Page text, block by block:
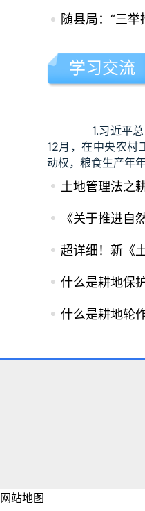
随县局：“三
学习交流
1.习近平总
12月，在中央农村
动权，粮食生产年
土地管理法之
《关于推进自
超详细！新《
什么是耕地保
什么是耕地轮
网站地图